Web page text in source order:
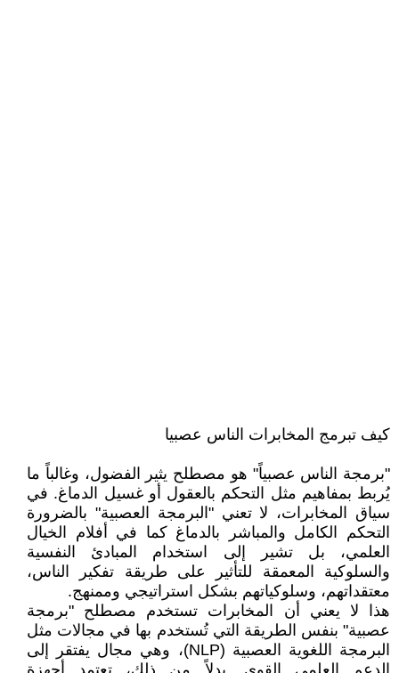
كيف تبرمج المخابرات الناس عصبيا
"برمجة الناس عصبياً" هو مصطلح يثير الفضول، وغالباً ما
يُربط بمفاهيم مثل التحكم بالعقول أو غسيل الدماغ. في
سياق المخابرات، لا تعني "البرمجة العصبية" بالضرورة
التحكم الكامل والمباشر بالدماغ كما في أفلام الخيال
العلمي، بل تشير إلى استخدام المبادئ النفسية
والسلوكية المعمقة للتأثير على طريقة تفكير الناس،
معتقداتهم، وسلوكياتهم بشكل استراتيجي وممنهج.
هذا لا يعني أن المخابرات تستخدم مصطلح "برمجة
عصبية" بنفس الطريقة التي تُستخدم بها في مجالات مثل
البرمجة اللغوية العصبية (NLP)، وهي مجال يفتقر إلى